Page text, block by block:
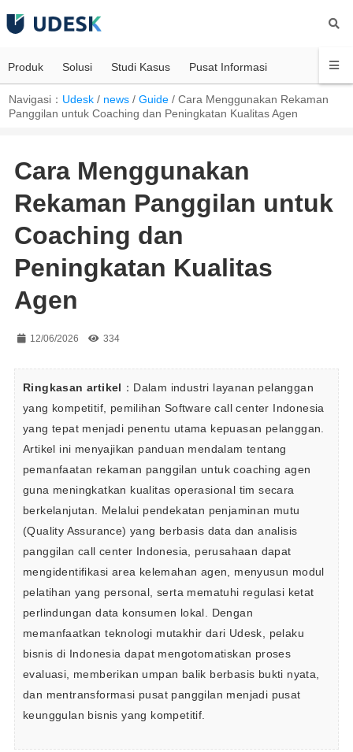
Produk Solusi Studi Kasus Pusat Informasi
Navigasi： Udesk / news /Guide /Cara Menggunakan Rekaman
Panggilan untuk Coaching dan Peningkatan Kualitas Agen
Cara Menggunakan
Rekaman Panggilan untuk
Coaching dan
Peningkatan Kualitas
Agen
12/06/2026 334
Ringkasan artikel ：Dalam industri layanan pelanggan
yang kompetitif, pemilihan Software call center Indonesia
yang tepat menjadi penentu utama kepuasan pelanggan.
Artikel ini menyajikan panduan mendalam tentang
pemanfaatan rekaman panggilan untuk coaching agen
guna meningkatkan kualitas operasional tim secara
berkelanjutan. Melalui pendekatan penjaminan mutu
(Quality Assurance) yang berbasis data dan analisis
panggilan call center Indonesia, perusahaan dapat
mengidentifikasi area kelemahan agen, menyusun modul
pelatihan yang personal, serta mematuhi regulasi ketat
perlindungan data konsumen lokal. Dengan
memanfaatkan teknologi mutakhir dari Udesk, pelaku
bisnis di Indonesia dapat mengotomatiskan proses
evaluasi, memberikan umpan balik berbasis bukti nyata,
dan mentransformasi pusat panggilan menjadi pusat
keunggulan bisnis yang kompetitif.